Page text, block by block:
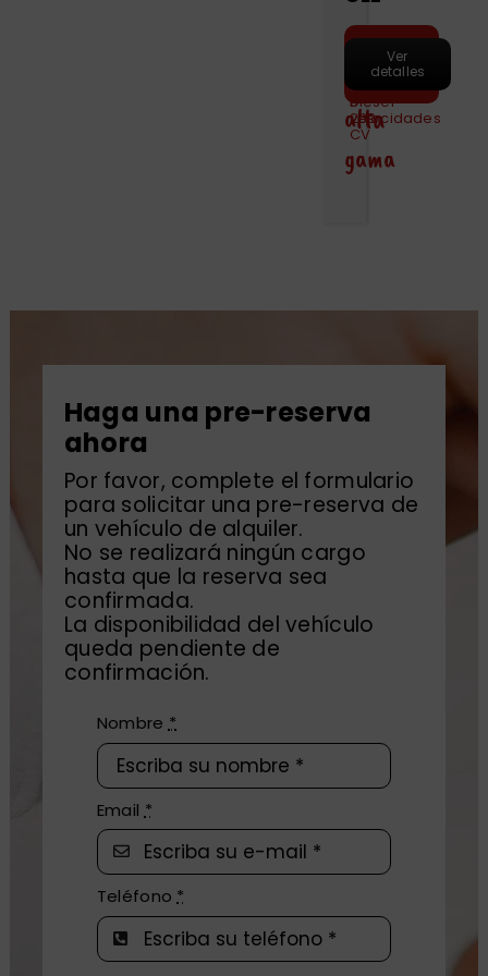
Coche
de
alta
gama
Motor
2000
cc
–
269
CV
Combustible
Diesel
Marchas
Automático
9
velocidades
Capacidad
personas
Puertas
5
Maletero
630
litros
Hacer
pre-
reserva
Ver
detalles
Haga una pre-reserva
ahora
Por favor, complete el formulario
para solicitar una pre-reserva de
un vehículo de alquiler.
No se realizará ningún cargo
hasta que la reserva sea
confirmada.
La disponibilidad del vehículo
queda pendiente de
confirmación.
Nombre *
Email *
Teléfono*